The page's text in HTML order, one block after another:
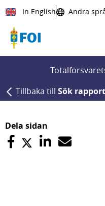
Till innehållet
In English Andra
Tillbaka till Sök
Dela sidan